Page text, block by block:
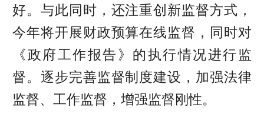
好。与此同时，还注重创新监督方式，
今年将开展财政预算在线监督，同时对
《政府工作报告》的执行情况进行监
督。逐步完善监督制度建设，加强法律
监督、工作监督，增强监督刚性。